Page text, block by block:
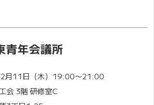
青年会議所
月11日（木）19:00〜21:00
会 3階 研修室C